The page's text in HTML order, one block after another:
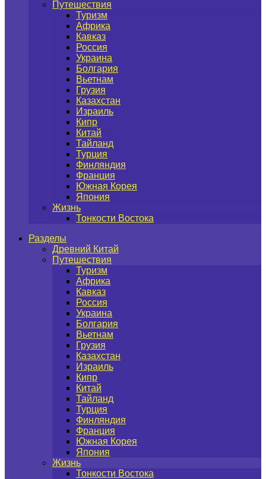
Путешествия
Туризм
Африка
Кавказ
Россия
Украина
Болгария
Вьетнам
Грузия
Казахстан
Израиль
Кипр
Китай
Тайланд
Турция
Финляндия
Франция
Южная Корея
Япония
Жизнь
Тонкости Востока
Разделы
Древний Китай
Путешествия
Туризм
Африка
Кавказ
Россия
Украина
Болгария
Вьетнам
Грузия
Казахстан
Израиль
Кипр
Китай
Тайланд
Турция
Финляндия
Франция
Южная Корея
Япония
Жизнь
Тонкости Востока